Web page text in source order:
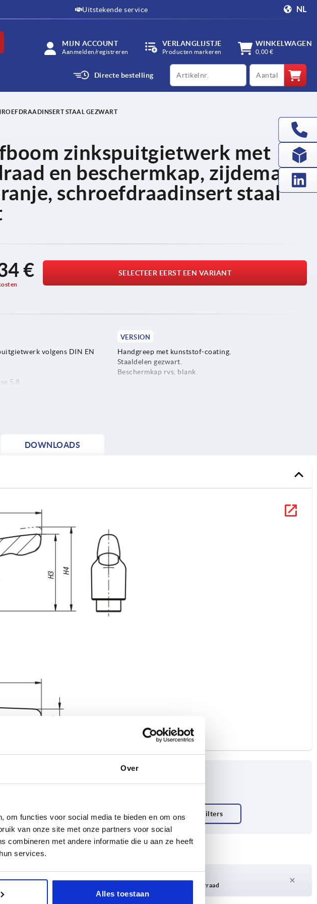
Over
om functies voor social media te bieden en om ons
van onze site met onze partners voor social
combineren met andere informatie die u aan ze heeft
services.
Alles toestaan
Uitstekende service NL
MIJN ACCOUNT
Aanmelden/registreren
VERLANGLIJSTJE
Producten markeren
WINKELWAGEN
0,00 €
Directe bestelling
productCode qty
STAAL GEZWART
zinkspuitgietwerk met
en beschermkap, zijdemat
schroefdraadinsert staal
€ SELECTEER EERST EEN VARIANT
volgens DIN EN
5.8.
VERSION
Handgreep met kunststof-coating.
Staaldelen gezwart.
Beschermkap rvs, blank.
DOWNLOADS
D
13,5
Momenteel niet op voorraad